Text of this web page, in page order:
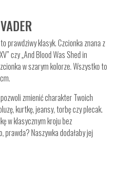
prawdziwy klasyk. Czcionka znana z
czy „And Blood Was Shed in
w szarym kolorze. Wszystko to
zmienić charakter Twoich
kurtkę, jeansy, torbę czy plecak.
w klasycznym kroju bez
Naszywka dodałaby jej